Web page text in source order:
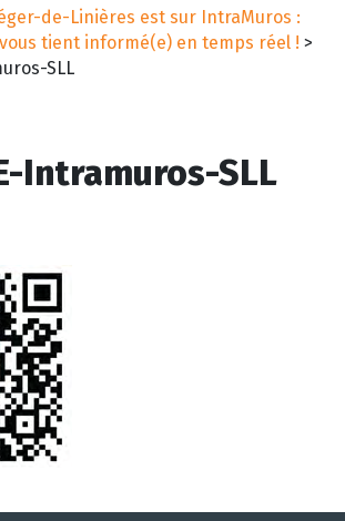
de-Linières est sur IntraMuros :
tient informé(e) en temps réel ! >
SLL
Intramuros-SLL